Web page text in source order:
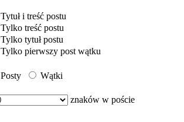
Tytuł i treść postu
Tylko treść postu
Tylko tytuł postu
Tylko pierwszy post wątku
Posty Wątki
znaków w poście